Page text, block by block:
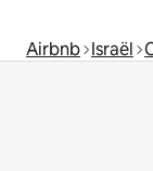
Airbnb Israël